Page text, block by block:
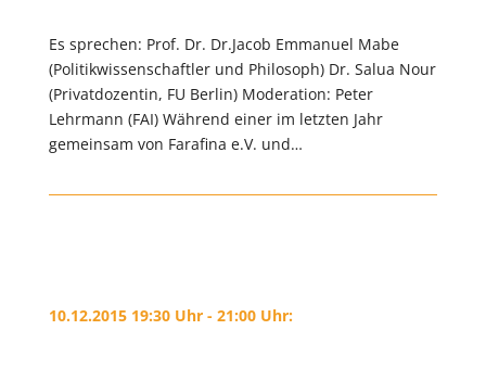
Es sprechen: Prof. Dr. Dr.Jacob Emmanuel Mabe
(Politikwissenschaftler und Philosoph) Dr. Salua Nour
(Privatdozentin, FU Berlin) Moderation: Peter
Lehrmann (FAI) Während einer im letzten Jahr
gemeinsam von Farafina e.V. und…
10.12.2015 19:30 Uhr - 21:00 Uhr: